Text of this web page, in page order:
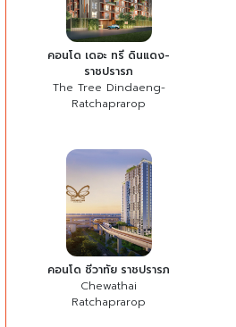
คอนโด เดอะ ทรี ดินแดง-
ราชปรารภ
The Tree Dindaeng-
Ratchaprarop
คอนโด ชีวาทัย ราชปรารภ
Chewathai
Ratchaprarop